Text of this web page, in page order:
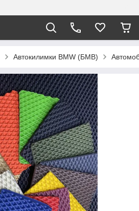
Автокилимки BMW (БМВ)